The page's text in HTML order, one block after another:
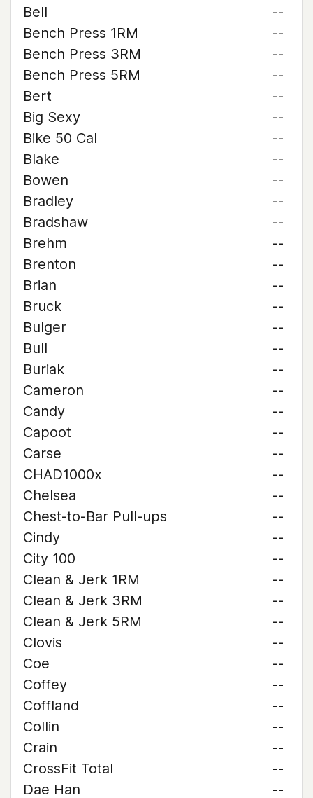
Bell
--
Bench Press 1RM
--
Bench Press 3RM
--
Bench Press 5RM
--
Bert
--
Big Sexy
--
Bike 50 Cal
--
Blake
--
Bowen
--
Bradley
--
Bradshaw
--
Brehm
--
Brenton
--
Brian
--
Bruck
--
Bulger
--
Bull
--
Buriak
--
Cameron
--
Candy
--
Capoot
--
Carse
--
CHAD1000x
--
Chelsea
--
Chest-to-Bar Pull-ups
--
Cindy
--
City 100
--
Clean & Jerk 1RM
--
Clean & Jerk 3RM
--
Clean & Jerk 5RM
--
Clovis
--
Coe
--
Coffey
--
Coffland
--
Collin
--
Crain
--
CrossFit Total
--
Dae Han
--